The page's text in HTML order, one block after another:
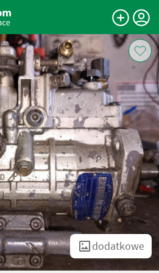
dodatkowe